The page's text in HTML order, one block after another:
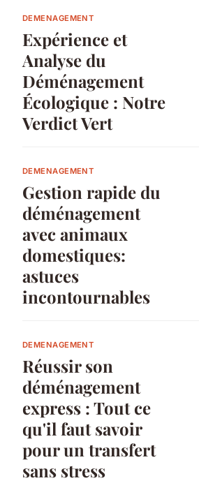
DEMENAGEMENT
Expérience et
Analyse du
Déménagement
Écologique : Notre
Verdict Vert
DEMENAGEMENT
Gestion rapide du
déménagement
avec animaux
domestiques:
astuces
incontournables
DEMENAGEMENT
Réussir son
déménagement
express : Tout ce
qu'il faut savoir
pour un transfert
sans stress